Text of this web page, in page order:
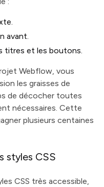
avant.
titres et les boutons.
Webflow, vous
les graisses de
de décocher toutes
nécessaires. Cette
plusieurs centaines
styles CSS
CSS très accessible,